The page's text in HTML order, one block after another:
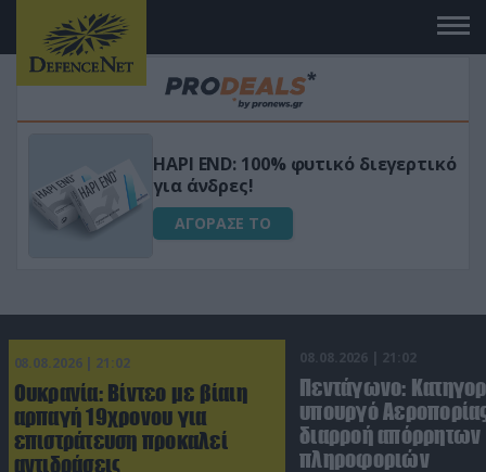
Μεταμόρφωσε τον κήπο σου με το
Ultra Box Μίνι Αλυσοπρίονο με
μπαταρία λιθίου
ΑΓΟΡΑΣΕ ΤΟ
08.08.2026 | 21:02
Ουκρανία: Βίντεο με βίαιη
αρπαγή 19χρονου για
επιστράτευση προκαλεί
αντιδράσεις
08.08.2026 | 21:02
Πεντάγωνο:
υπουργό
διαρροή απόρρητων
πληροφοριών